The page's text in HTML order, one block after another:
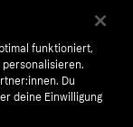
funktioniert,
personalisieren.
Du
deine Einwilligung